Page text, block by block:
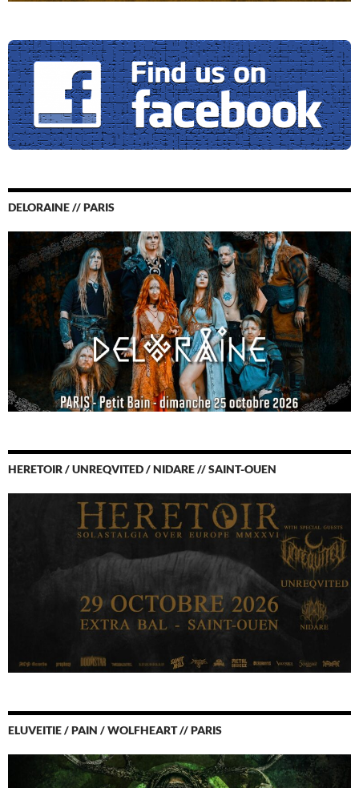
DELORAINE // PARIS
HERETOIR / UNREQVITED / NIDARE // SAINT-OUEN
ELUVEITIE / PAIN / WOLFHEART // PARIS